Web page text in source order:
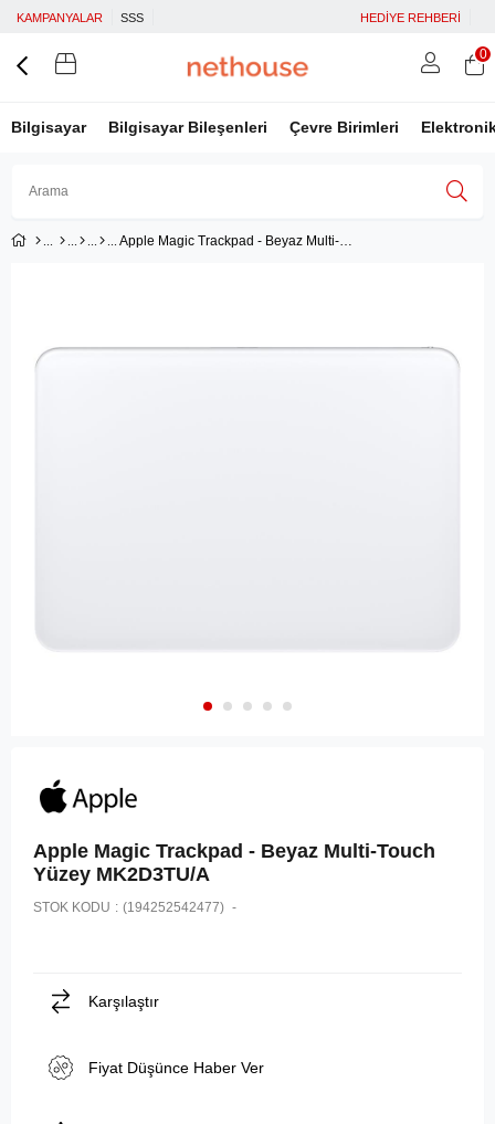
KAMPANYALAR SSS HEDİYE REHBERİ
Bilgisayar Bilgisayar Bileşenleri Çevre Birimleri
Üye Girişi Üye Ol Facebook İle Bağlan
0
Apple Magic Trackpad - Beyaz Multi-Touch Yüzey MK2D3TU/A
Apple Magic Trackpad - Beyaz Multi-Touch
Yüzey MK2D3TU/A
STOK KODU (194252542477)
Karşılaştır
Fiyat Düşünce Haber Ver